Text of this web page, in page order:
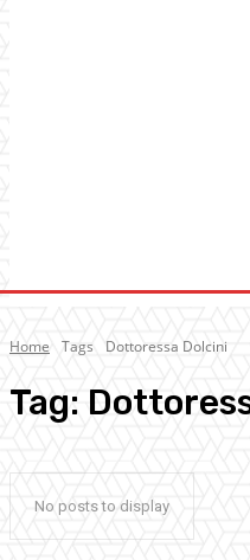
Home Tags Dottoressa Dolcini
Tag:
No posts to display